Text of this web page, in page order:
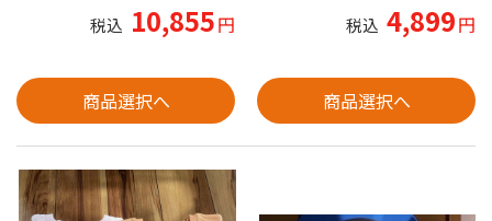
税込 10,855円
商品選択へ
税込 4,899円
商品選択へ